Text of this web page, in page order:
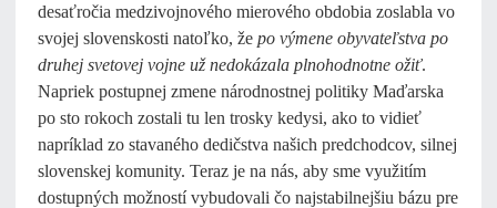
desaťročia medzivojnového mierového obdobia zoslabla vo
svojej slovenskosti natoľko, že po výmene obyvateľstva po
druhej svetovej vojne už nedokázala plnohodnotne ožiť.
Napriek postupnej zmene národnostnej politiky Maďarska
po sto rokoch zostali tu len trosky kedysi, ako to vidieť
napríklad zo stavaného dedičstva našich predchodcov, silnej
slovenskej komunity. Teraz je na nás, aby sme využitím
dostupných možností vybudovali čo najstabilnejšiu bázu pre